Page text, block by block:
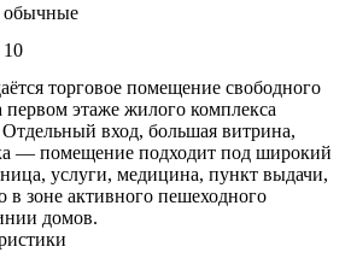
обычные
10
торговое помещение свободного
первом этаже жилого комплекса
вход, большая витрина,
— помещение подходит под широкий
услуги, медицина, пункт выдачи,
зоне активного пешеходного
домов.